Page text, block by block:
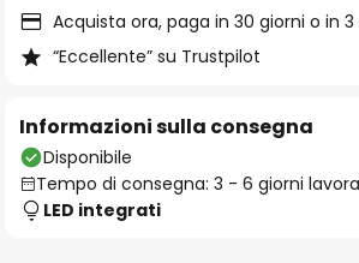
Acquista ora, paga in 30 giorni o in
“Eccellente” su Trustpilot
Informazioni sulla consegna
Disponibile
Tempo di consegna: 3 - 6 giorni
LED integrati